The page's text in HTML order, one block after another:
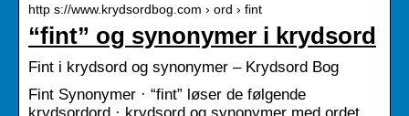
http s://www.krydsordbog.com › ord › fint
“fint” og synonymer i krydsord
Fint i krydsord og synonymer – Krydsord Bog
Fint Synonymer · “fint” løser de følgende